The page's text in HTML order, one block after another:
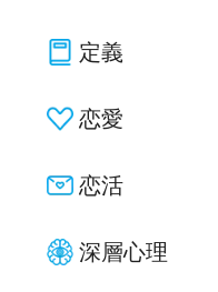
定義
恋愛
恋活
深層心理